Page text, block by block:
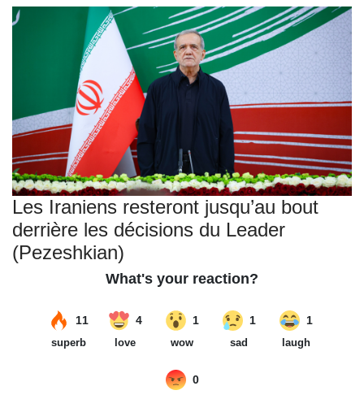
Les Iraniens resteront jusqu’au bout
derrière les décisions du Leader
(Pezeshkian)